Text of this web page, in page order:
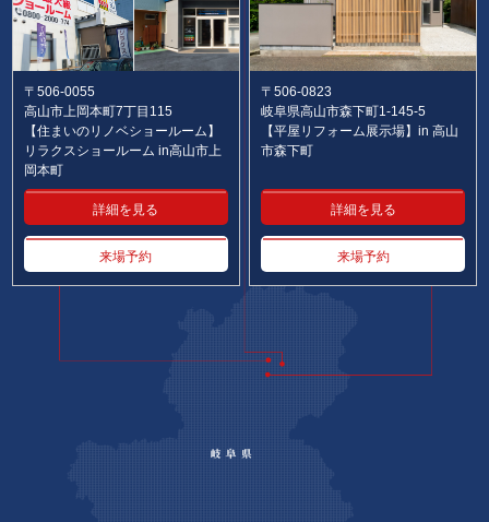
〒506-0055
高山市上岡本町7丁目115
【住まいのリノベショールーム】
リラクスショールーム in高山市上
岡本町
詳細を見る
来場予約
〒506-0823
岐阜県高山市森下町1-145-5
【平屋リフォーム展示場】in 高山
市森下町
詳細を見る
来場予約